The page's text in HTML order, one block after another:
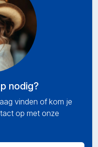
nodig?
vinden of kom je
op met onze